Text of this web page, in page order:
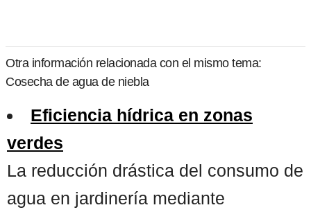
Otra información relacionada con el mismo tema:
Cosecha de agua de niebla
Eficiencia hídrica en zonas
verdes
La reducción drástica del consumo de
agua en jardinería mediante